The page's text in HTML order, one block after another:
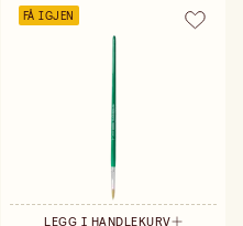
FÅ IGJEN
LEGG I HANDLEKURV